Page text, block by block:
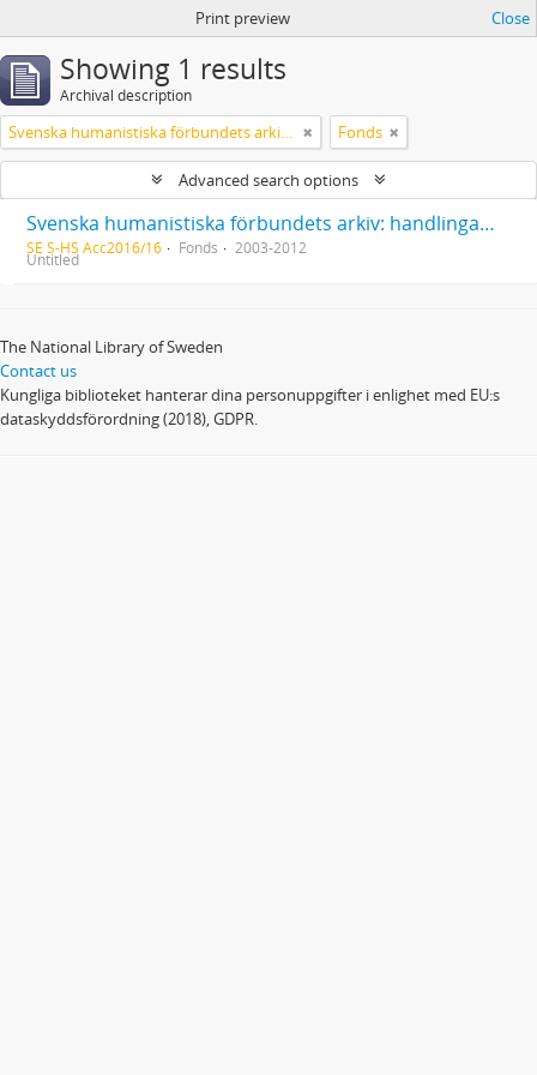
Print preview Close
Showing 1 results
Archival description
Svenska humanistiska förbundets arkiv: handlingar 2003-2012 Fonds
Advanced search options
Svenska humanistiska förbundets arkiv: handlingar 2003-2012
SE S-HS Acc2016/16 Fonds 2003-2012
Untitled
The National Library of Sweden
Contact us
Kungliga biblioteket hanterar dina personuppgifter i enlighet med EU:s
dataskyddsförordning (2018), GDPR.